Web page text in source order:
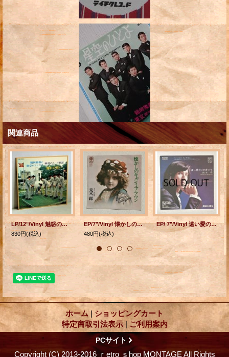
関連商品
LP/12"/Vinyl 魅惑のムード歌謡 別れの誓い 鶴岡雅義と東京ロマンチカ なかにし礼 他 (1970) TEICHIKU RECORDS ‎帯なし、見開きカラーピンナップ、歌詞カード付 ‎
830円(税込)
EP/7"/Vinyl 懐かしのキャシィ・ブラウン/別れ模様 荒木一郎 （1976) ＴＲＩＯ RECORDS
480円(税込)
EP/ 7"/Vinyl 遠い愛の日を夢みて /僕のエルビラ 岡本信 (1972) PHILIPS
ホーム | ショッピングカート
特定商取引法表示 | ご利用案内
PCサイト
Copyright (C) 2013-2016 ｒetro ｓhop MONTAGE All Rights